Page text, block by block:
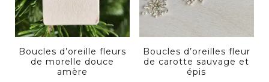
Boucles d’oreille fleurs
de morelle douce
amère
Boucles d’oreilles fleur
de carotte sauvage et
épis